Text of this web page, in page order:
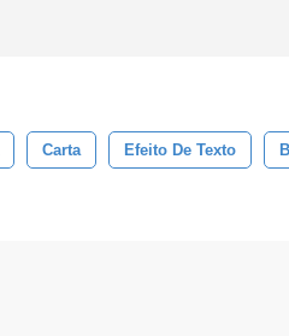
Carta Efeito De Texto